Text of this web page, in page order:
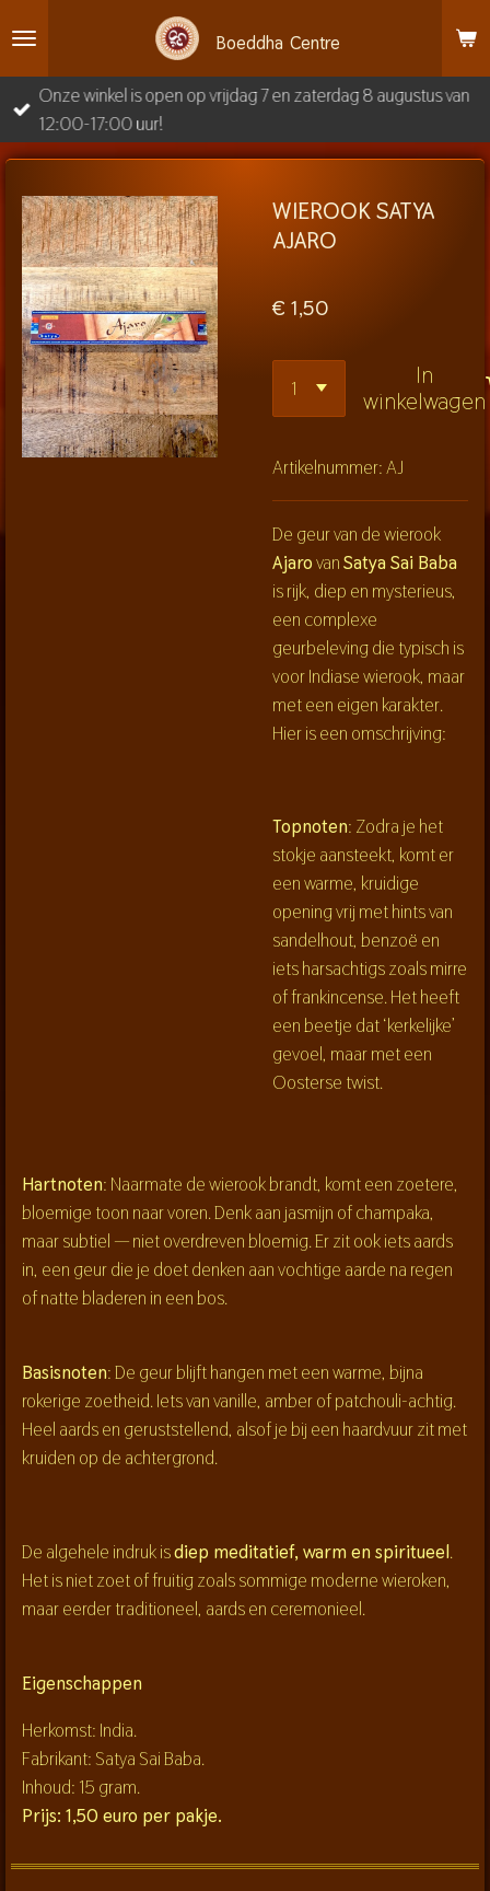
direct
naar
de
hoofdinhoud
Boeddha Centre
Onze winkel is open op vrijdag 7 en zaterdag 8 augustus van
12:00-17:00 uur!
WIEROOK SATYA
AJARO
€ 1,50
In
winkelwagen
Artikelnummer:AJ
De geur van de wierook
AjarovanSatya Sai Baba
is rijk, diep en mysterieus,
een complexe
geurbeleving die typisch is
voor Indiase wierook, maar
met een eigen karakter.
Hier is een omschrijving:
Topnoten: Zodra je het
stokje aansteekt, komt er
een warme, kruidige
opening vrij met hints van
sandelhout, benzoë en
iets harsachtigs zoals mirre
of frankincense. Het heeft
een beetje dat ‘kerkelijke’
gevoel, maar met een
Oosterse twist.
Hartnoten: Naarmate de wierook brandt, komt een zoetere,
bloemige toon naar voren. Denk aan jasmijn of champaka,
maar subtiel — niet overdreven bloemig. Er zit ook iets aards
in, een geur die je doet denken aan vochtige aarde na regen
of natte bladeren in een bos.
Basisnoten: De geur blijft hangen met een warme, bijna
rokerige zoetheid. Iets van vanille, amber of patchouli-achtig.
Heel aards en geruststellend, alsof je bij een haardvuur zit met
kruiden op de achtergrond.
De algehele indruk isdiep meditatief, warm en spiritueel.
Het is niet zoet of fruitig zoals sommige moderne wieroken,
maar eerder traditioneel, aards en ceremonieel.
Eigenschappen
Herkomst: India.
Fabrikant: Satya Sai Baba.
Inhoud: 15 gram.
Prijs: 1,50 euro per pakje.